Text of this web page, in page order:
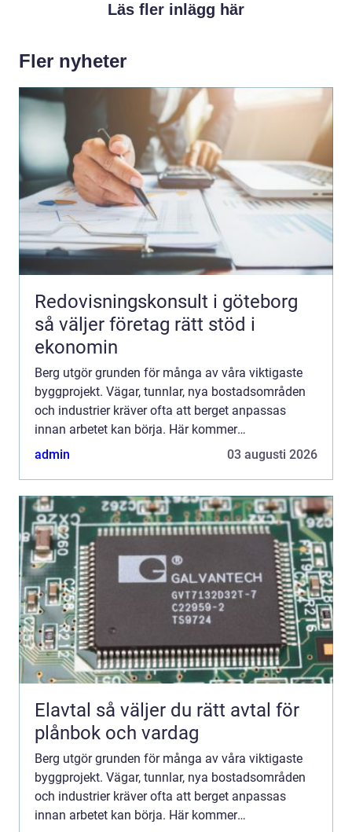
Läs fler inlägg här
Fler nyheter
Redovisningskonsult i göteborg
så väljer företag rätt stöd i
ekonomin
Berg utgör grunden för många av våra viktigaste
byggprojekt. Vägar, tunnlar, nya bostadsområden
och industrier kräver ofta att berget anpassas
innan arbetet kan börja. Här kommer
bergsprängning in som en avgörande metod. Rätt
admin 03 augusti 2026
Elavtal så väljer du rätt avtal för
plånbok och vardag
Berg utgör grunden för många av våra viktigaste
byggprojekt. Vägar, tunnlar, nya bostadsområden
och industrier kräver ofta att berget anpassas
innan arbetet kan börja. Här kommer